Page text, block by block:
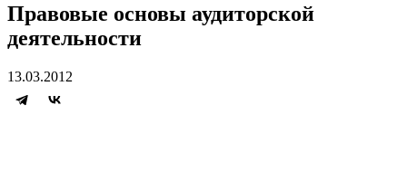
Правовые основы аудиторской
деятельности
13.03.2012